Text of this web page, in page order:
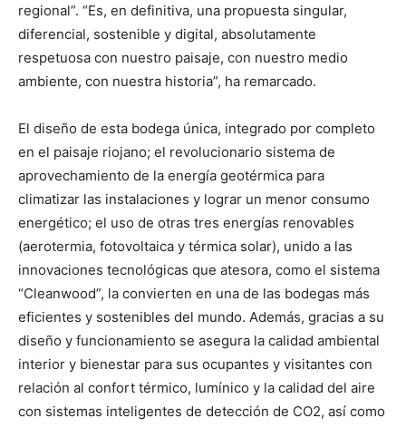
regional”. “Es, en definitiva, una propuesta singular,
diferencial, sostenible y digital, absolutamente
respetuosa con nuestro paisaje, con nuestro medio
ambiente, con nuestra historia”, ha remarcado.
El diseño de esta bodega única, integrado por completo
en el paisaje riojano; el revolucionario sistema de
aprovechamiento de la energía geotérmica para
climatizar las instalaciones y lograr un menor consumo
energético; el uso de otras tres energías renovables
(aerotermia, fotovoltaica y térmica solar), unido a las
innovaciones tecnológicas que atesora, como el sistema
“Cleanwood”, la convierten en una de las bodegas más
eficientes y sostenibles del mundo. Además, gracias a su
diseño y funcionamiento se asegura la calidad ambiental
interior y bienestar para sus ocupantes y visitantes con
relación al confort térmico, lumínico y la calidad del aire
con sistemas inteligentes de detección de CO2, así como